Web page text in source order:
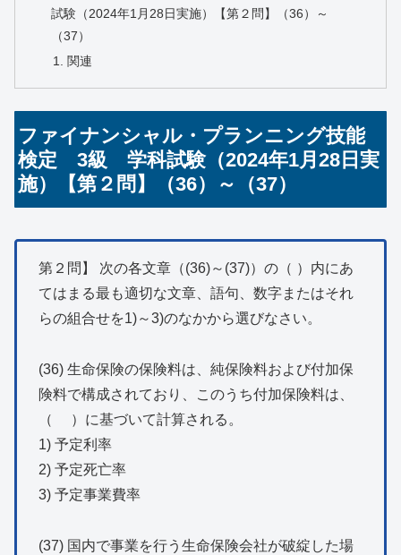
試験（2024年1月28日実施）【第２問】（36）～
（37）
関連
ファイナンシャル・プランニング技能
検定 3級 学科試験（2024年1月28日実
施）【第２問】（36）～（37）
第２問】 次の各文章（(36)～(37)）の（ ）内にあ
てはまる最も適切な文章、語句、数字またはそれ
らの組合せを1)～3)のなかから選びなさい。
(36) 生命保険の保険料は、純保険料および付加保
険料で構成されており、このうち付加保険料は、
（ ）に基づいて計算される。
1) 予定利率
2) 予定死亡率
3) 予定事業費率
(37) 国内で事業を行う生命保険会社が破綻した場